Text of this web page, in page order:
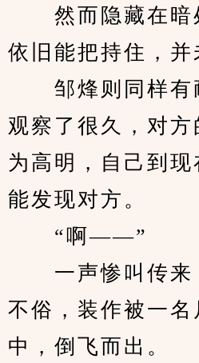
然而隐藏在暗
依旧能把持住，并
邹烽则同样有
观察了很久，对方
为高明，自己到
能发现对方。
“啊——”
一声惨叫传来
不俗，装作被一
中，倒飞而出。